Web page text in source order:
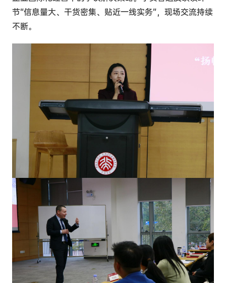
节“信息量大、干货密集、贴近一线实务”，现场交流持续
不断。